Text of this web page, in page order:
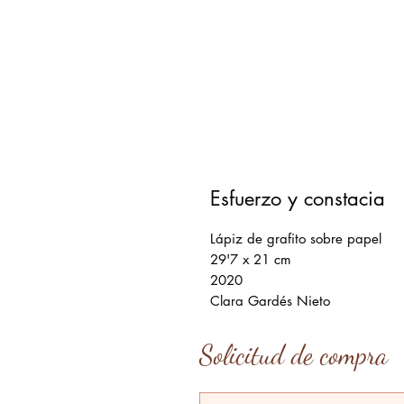
Esfuerzo y constacia
Lápiz de grafito sobre papel
29'7 x 21 cm
2020
Clara Gardés Nieto
Solicitud de compra